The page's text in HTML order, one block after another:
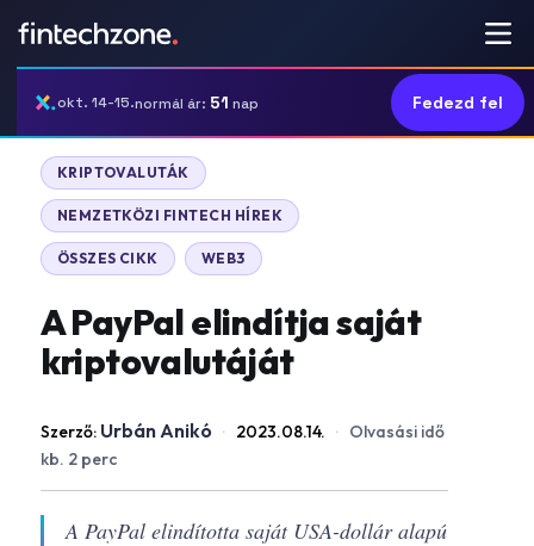
okt. 14-15.normál ár: 51 nap Fedezd fel
KRIPTOVALUTÁK
NEMZETKÖZI FINTECH HÍREK
ÖSSZES CIKK WEB3
A PayPal elindítja saját
kriptovalutáját
Szerző: Urbán Anikó · 2023.08.14. · Olvasási idő
kb. 2 perc
A PayPal elindította saját USA-dollár alapú